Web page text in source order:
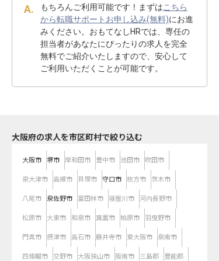
もちろんご利用可能です！まずはこちら
から転職サポートお申し込み(無料)にお進
みください。おもてなしHRでは、専任の
担当者があなたにぴったりの求人を完全
無料でご紹介いたしますので、安心して
ご利用いただくことが可能です。
大阪府の求人を市区町村で絞り込む
大阪市 堺市 岸和田市 豊中市 池田市 吹田市
泉大津市 高槻市 貝塚市 守口市 枚方市 茨木市
八尾市 泉佐野市 富田林市 寝屋川市 河内長野市
松原市 大東市 和泉市 箕面市 柏原市 羽曳野市
門真市 摂津市 高石市 藤井寺市 東大阪市 泉南市
四條畷市 交野市 大阪狭山市 阪南市 三島郡 豊能郡